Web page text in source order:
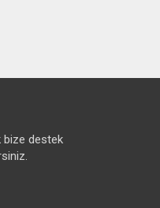
bize destek